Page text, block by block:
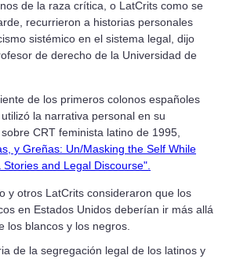
de la raza crítica, o LatCrits como se
recurrieron a historias personales
sistémico en el sistema legal, dijo
de derecho de la Universidad de
de los primeros colonos españoles
la narrativa personal en su
CRT feminista latino de 1995,
y Greñas: Un/Masking the Self While
Stories and Legal Discourse".
y otros LatCrits consideraron que los
en Estados Unidos deberían ir más allá
los blancos y los negros.
de la segregación legal de los latinos y